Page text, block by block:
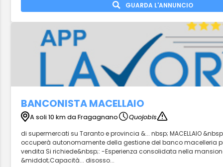
GUARDA L'ANNUNCIO
BANCONISTA MACELLAIO
A soli 10 km da Fragagnano
Quojobis
di supermercati su Taranto e provincia &... nbsp; MACELLAIO
occuperà autonomamente della gestione del banco macelleria
vendita Si richiede&nbsp;: -Esperienza consolidata nella
&middot;Capacità... disosso...